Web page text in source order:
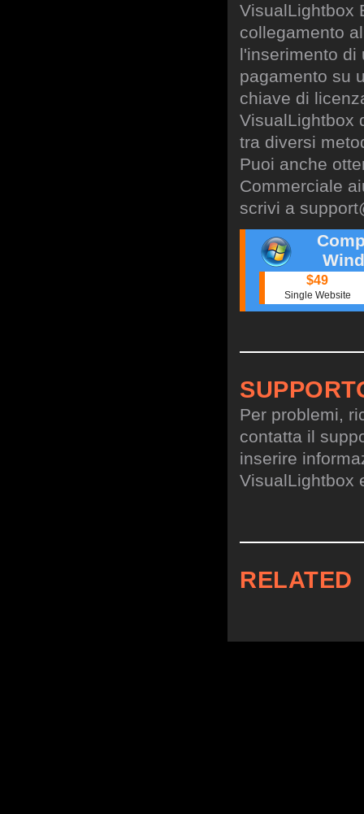
VisualLightbox
collegamento
l'inserimento di
pagamento su
chiave di
VisualLightbox
tra diversi
Puoi anche
Commerciale
scrivi a
$49
Single Website
Per problemi,
contatta il
inserire
VisualLightbox
RELATED